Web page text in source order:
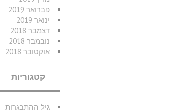
פברואר 2019
ינואר 2019
דצמבר 2018
נובמבר 2018
אוקטובר 2018
קטגוריות
גיל ההתבגרות